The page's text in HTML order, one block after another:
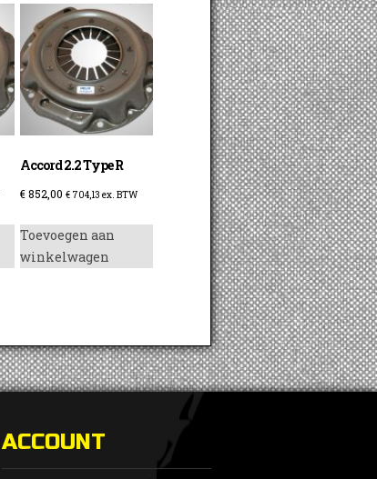
Accord 2.2 Type R
€852,00 €704,13 ex. BTW
Toevoegen aan
winkelwagen
ACCOUNT